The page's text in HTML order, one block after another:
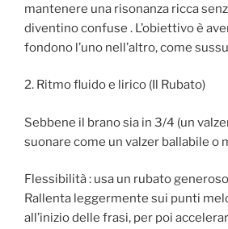
mantenere una risonanza ricca
diventino confuse . L’obiettivo è
fondono l’uno nell’altro, come
2. Ritmo fluido e lirico (Il Rubato)
Sebbene il brano sia in 3/4 (un
suonare come un valzer ballabile o
Flessibilità : usa un rubato
Rallenta leggermente sui punti
all’inizio delle frasi, per poi